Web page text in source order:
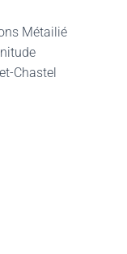
Métailié
Chastel